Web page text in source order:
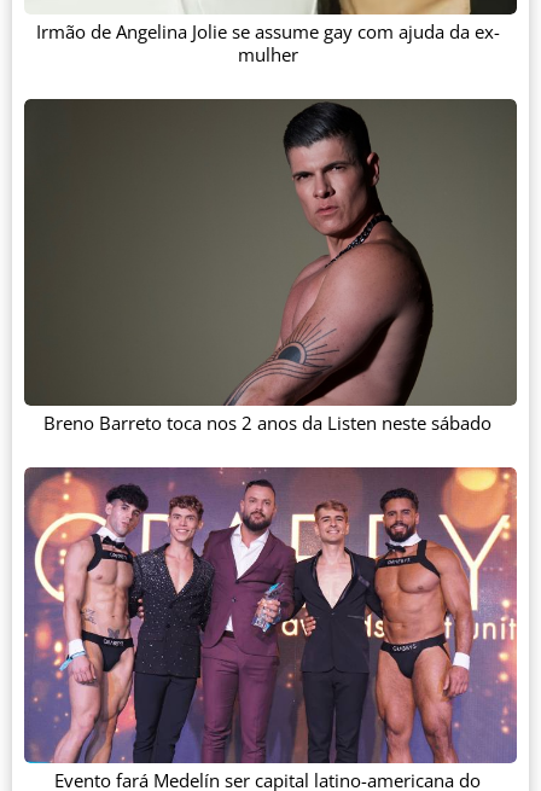
Irmão de Angelina Jolie se assume gay com ajuda da ex-
mulher
Breno Barreto toca nos 2 anos da Listen neste sábado
Evento fará Medelín ser capital latino-americana do